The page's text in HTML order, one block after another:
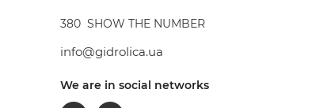
380 SHOW THE NUMBER
info@gidrolica.ua
We are in social networks